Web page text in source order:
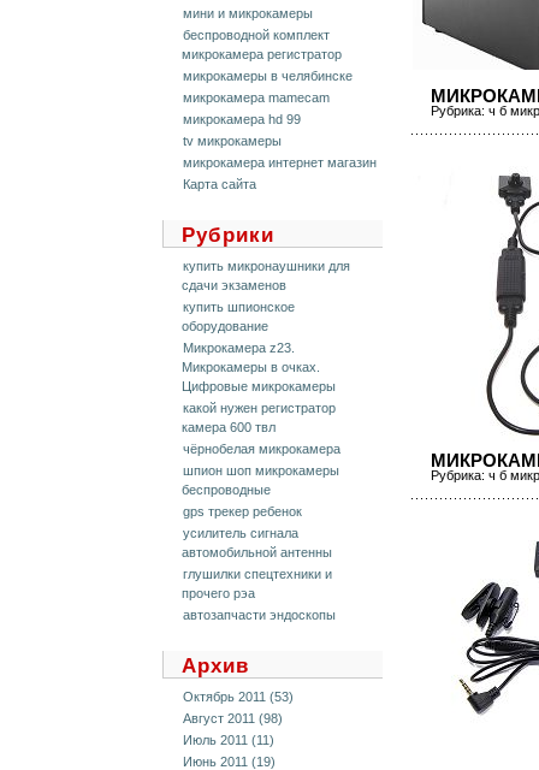
мини и микрокамеры
беспроводной комплект
микрокамера регистратор
микрокамеры в челябинске
микрокамера mamecam
микрокамера hd 99
tv микрокамеры
микрокамера интернет магазин
Карта сайта
Рубрики
купить микронаушники для
сдачи экзаменов
купить шпионское
оборудование
Микрокамера z23.
Микрокамеры в очках.
Цифровые микрокамеры
какой нужен регистратор
камера 600 твл
чёрнобелая микрокамера
шпион шоп микрокамеры
беспроводные
gps трекер ребенок
усилитель сигнала
автомобильной антенны
глушилки спецтехники и
прочего рэа
автозапчасти эндоскопы
Архив
Октябрь 2011 (53)
Август 2011 (98)
Июль 2011 (11)
Июнь 2011 (19)
Рубрика: ч б
Рубрика: ч б